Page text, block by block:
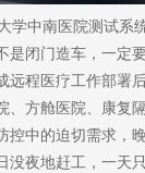
学中南医院测试系
闭门造车，一定
远程医疗工作部署
、方舱医院、康复
控中的迫切需求，
没夜地赶工，一天